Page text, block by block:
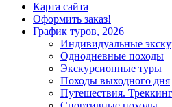
Карта сайта
Оформить заказ!
График туров, 2026
Индивидуальные
Однодневные походы
Экскурсионные туры
Походы выходного дня
Путешествия.